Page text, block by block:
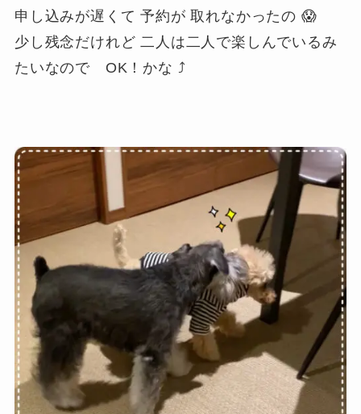
申し込みが遅くて 予約が 取れなかったの 😱
少し残念だけれど 二人は二人で楽しんでいるみ
たいなので OK！かな ⤴